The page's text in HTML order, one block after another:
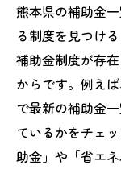
エコキ
での期
2025
申請方
熊本県
て選ぶ
熊本県の補助金
る制度を見つけ
補助金制度が存
からです。例え
で最新の補助金
ているかをチェ
助金」や「省エ